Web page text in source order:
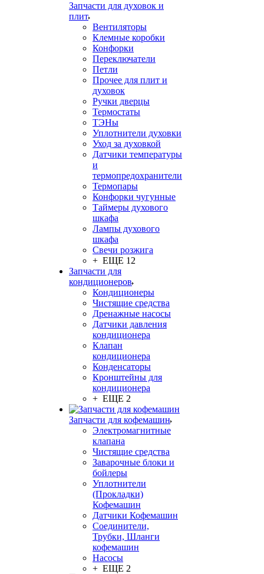
Запчасти для духовок и
плит
Вентиляторы
Клемные коробки
Конфорки
Переключатели
Петли
Прочее для плит и
духовок
Ручки дверцы
Термостаты
ТЭНы
Уплотнители духовки
Уход за духовкой
Датчики температуры
и
термопредохранители
Термопары
Конфорки чугунные
Таймеры духового
шкафа
Лампы духового
шкафа
Свечи розжига
+ ЕЩЕ 12
Запчасти для
кондиционеров
Кондиционеры
Чистящие средства
Дренажные насосы
Датчики давления
кондиционера
Клапан
кондиционера
Конденсаторы
Кронштейны для
кондиционера
+ ЕЩЕ 2
Запчасти для кофемашин
Электромагнитные
клапана
Чистящие средства
Заварочные блоки и
бойлеры
Уплотнители
(Прокладки)
Кофемашин
Датчики Кофемашин
Соединители,
Трубки, Шланги
кофемашин
Насосы
+ ЕЩЕ 2